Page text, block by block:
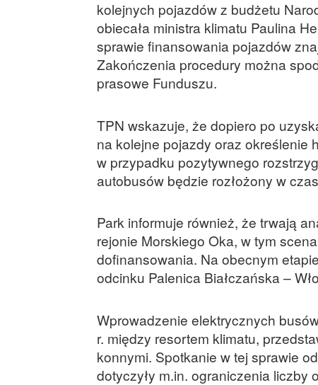
kolejnych pojazdów z budżetu
obiecała ministra klimatu Paulina
sprawie finansowania pojazdów
Zakończenia procedury można
prasowe Funduszu.
TPN wskazuje, że dopiero po
na kolejne pojazdy oraz określenie
w przypadku pozytywnego
autobusów będzie rozłożony w
Park informuje również, że trwają
rejonie Morskiego Oka, w tym
dofinansowania. Na obecnym
odcinku Palenica Białczańska –
Wprowadzenie elektrycznych
r. między resortem klimatu,
konnymi. Spotkanie w tej sprawie
dotyczyły m.in. ograniczenia